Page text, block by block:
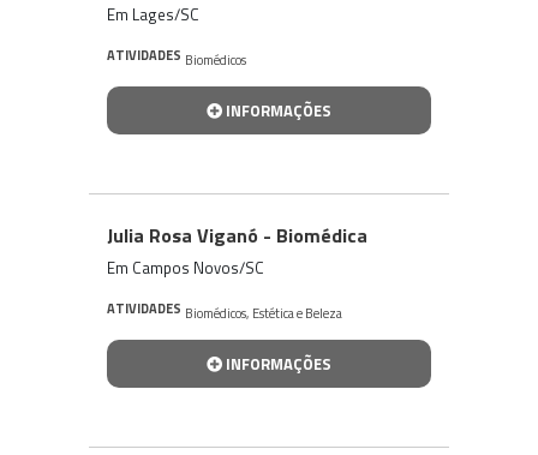
Em Lages/SC
ATIVIDADES Biomédicos
INFORMAÇÕES
Julia Rosa Viganó - Biomédica
Em Campos Novos/SC
ATIVIDADES Biomédicos, Estética e Beleza
INFORMAÇÕES